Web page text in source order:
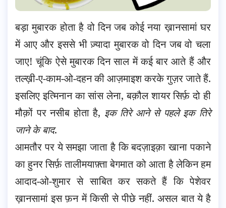
बड़ा मुबारक होता है वो दिन जब कोई नया ख़ानसामां घर
में आए और इससे भी ज़्यादा मुबारक वो दिन जब वो चला
जाए! चूंकि ऐसे मुबारक दिन साल में कई बार आते हैं और
तल्ख़ी-ए-काम-ओ-दहन की आज़माइश करके गुज़र जाते हैं.
इसलिए इत्मिनान का सांस लेना, बक़ौल शायर सिर्फ़ दो ही
मौक़ों पर नसीब होता है, इक तिरे आने से पहले इक तिरे
जाने के बाद.
आमतौर पर ये समझा जाता है कि बदज़ाइक़ा खाना पकाने
का हुनर सिर्फ़ तालीमयाफ़्ता बेगमात को आता है लेकिन हम
आदाद-ओ-शुमार से साबित कर सकते हैं कि पेशेवर
ख़ानसामां इस फ़न में किसी से पीछे नहीं. असल बात ये है